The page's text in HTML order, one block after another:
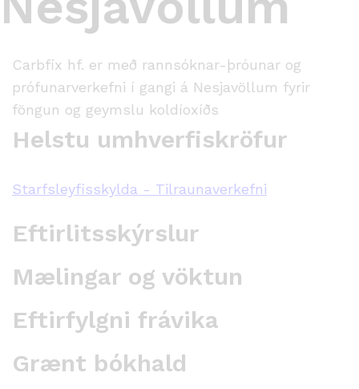
Carbfix hf. er með rannsóknar-þróunar og
prófunarverkefni í gangi á Nesjavöllum fyrir
föngun og geymslu koldíoxíðs
Helstu umhverfiskröfur
Starfsleyfisskylda - Tilraunaverkefni
Eftirlitsskýrslur
Mælingar og vöktun
Eftirfylgni frávika
Grænt bókhald